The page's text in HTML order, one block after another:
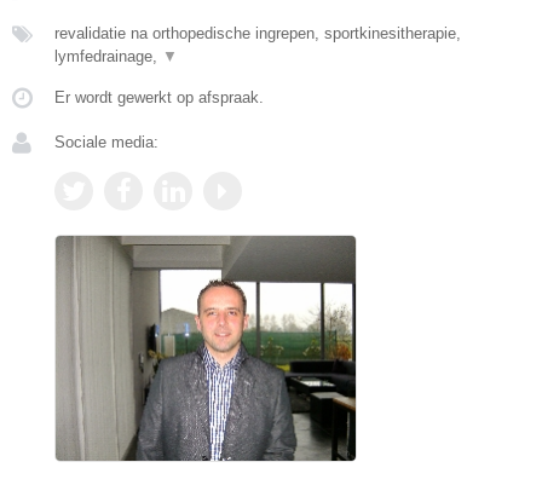
revalidatie na orthopedische ingrepen, sportkinesitherapie,
lymfedrainage, ▼
Er wordt gewerkt op afspraak.
Sociale media: